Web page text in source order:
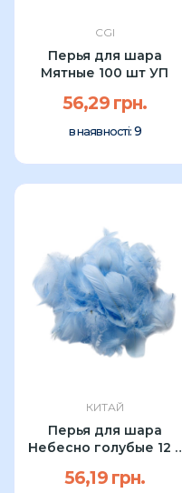
CGI
Перья для шара
Мятные 100 шт УП
56,29 грн.
в наявності: 9
КИТАЙ
Перья для шара
Небесно голубые 12 г
56,19 грн.